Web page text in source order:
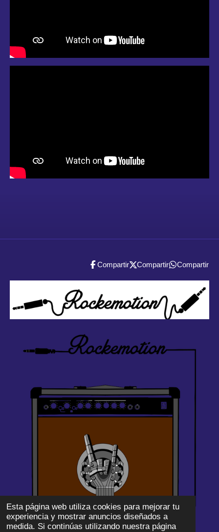
Esta página web utiliza cookies para mejorar tu
experiencia y mostrar anuncios diseñados a
medida. Si continúas utilizando nuestra página
Compartir Compartir Compartir